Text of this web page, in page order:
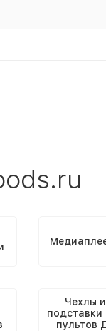
Чехлы и
подставки
пультов